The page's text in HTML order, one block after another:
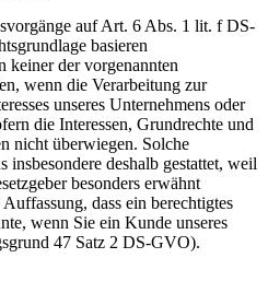
auf Art. 6 Abs. 1 lit. f DS-
basieren
keiner der vorgenannten
wenn die Verarbeitung zur
unseres Unternehmens oder
die Interessen, Grundrechte und
nicht überwiegen. Solche
insbesondere deshalb gestattet, weil
besonders erwähnt
dass ein berechtigtes
wenn Sie ein Kunde unseres
47 Satz 2 DS-GVO).